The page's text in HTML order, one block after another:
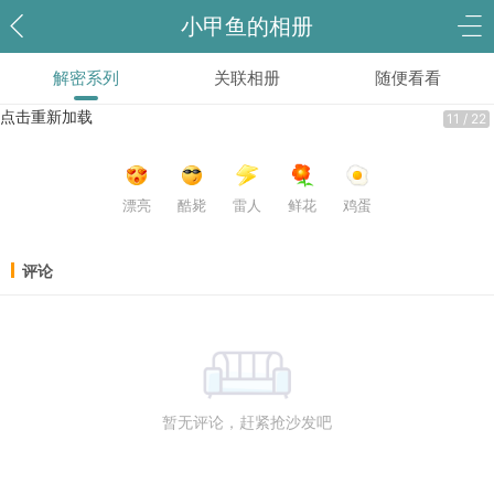
小甲鱼的相册
解密系列 关联相册 随便看看
点击重新加载 11 / 22
漂亮 酷毙 雷人 鲜花 鸡蛋
评论
暂无评论，赶紧抢沙发吧